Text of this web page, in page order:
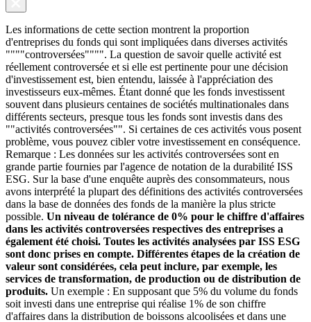
Les informations de cette section montrent la proportion
d'entreprises du fonds qui sont impliquées dans diverses activités
""""controversées"""". La question de savoir quelle activité est
réellement controversée et si elle est pertinente pour une décision
d'investissement est, bien entendu, laissée à l'appréciation des
investisseurs eux-mêmes. Étant donné que les fonds investissent
souvent dans plusieurs centaines de sociétés multinationales dans
différents secteurs, presque tous les fonds sont investis dans des
""activités controversées"". Si certaines de ces activités vous posent
problème, vous pouvez cibler votre investissement en conséquence.
Remarque : Les données sur les activités controversées sont en
grande partie fournies par l'agence de notation de la durabilité ISS
ESG. Sur la base d'une enquête auprès des consommateurs, nous
avons interprété la plupart des définitions des activités controversées
dans la base de données des fonds de la manière la plus stricte
possible. Un niveau de tolérance de 0% pour le chiffre d'affaires
dans les activités controversées respectives des entreprises a
également été choisi. Toutes les activités analysées par ISS ESG
sont donc prises en compte. Différentes étapes de la création de
valeur sont considérées, cela peut inclure, par exemple, les
services de transformation, de production ou de distribution de
produits. Un exemple : En supposant que 5% du volume du fonds
soit investi dans une entreprise qui réalise 1% de son chiffre
d'affaires dans la distribution de boissons alcoolisées et dans une